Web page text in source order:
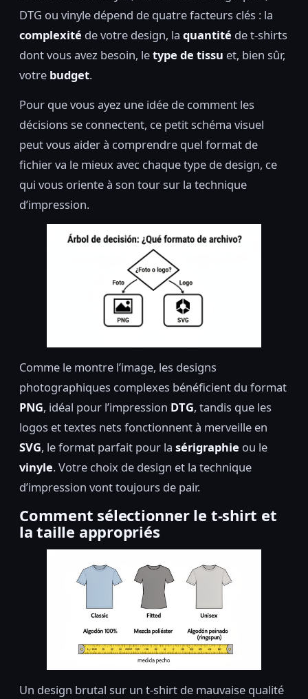
DTG ou vinyle dépend de quatre facteurs clés : la
complexité de votre design, la quantité de t-shirts
dont vous avez besoin, letype de tissu et, bien sûr,
votre budget.
Pour que vous ayez une idée de comment les
décisions se connectent, ce petit schéma visuel
peut vous aider à comprendre quel format de
fichier va le mieux avec chaque type de design, ce
qui vous oriente à son tour sur la technique
d’impression.
Comme le montre l’image, les designs
photographiques complexes bénéficient du format
PNG, idéal pour l’impression DTG, tandis que les
logos et textes nets fonctionnent à merveille en
SVG, le format parfait pour la sérigraphie ou le
vinyle. Votre choix de design et la technique
d’impression vont toujours de pair.
Comment sélectionner le t-shirt et
la taille appropriés
Un design brutal sur un t-shirt de mauvaise qualité